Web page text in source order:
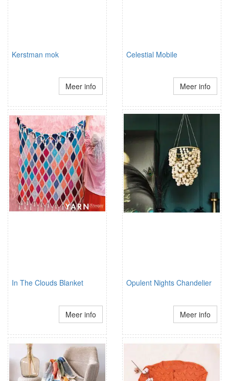
Kerstman mok
Meer info
Celestial Mobile
Meer info
In The Clouds Blanket
Meer info
Opulent Nights Chandelier
Meer info